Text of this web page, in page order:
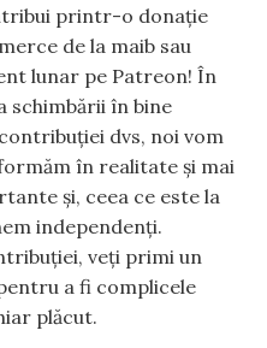
printr-o donație
de la maib sau
lunar pe Patreon! În
schimbării în bine
dvs, noi vom
în realitate și mai
și, ceea ce este la
independenți.
veți primi un
a fi complicele
plăcut.